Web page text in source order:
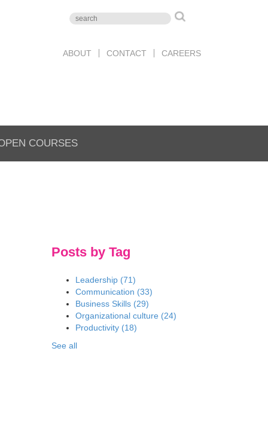
ABOUT CONTACT CAREERS
COURSES
Posts by Tag
Leadership (71)
Communication (33)
Business Skills (29)
Organizational culture (24)
Productivity (18)
See all